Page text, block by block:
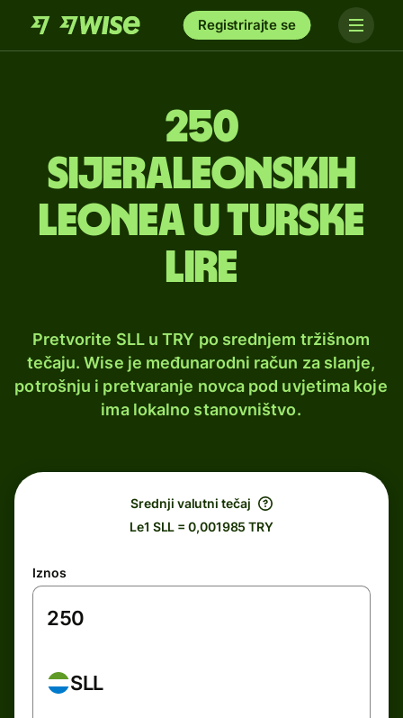
Registrirajte se
250
sijeraleonskih
leonea u turske
lire
Pretvorite SLL u TRY po srednjem tržišnom
tečaju. Wise je međunarodni račun za slanje,
potrošnju i pretvaranje novca pod uvjetima koje
ima lokalno stanovništvo.
Srednji valutni tečaj
Le1 SLL = 0,001985 TRY
Iznos
SLL